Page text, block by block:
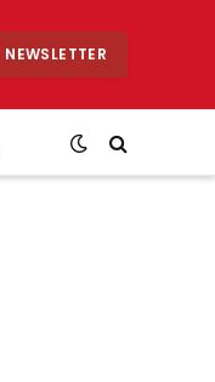
NEWSLETTER